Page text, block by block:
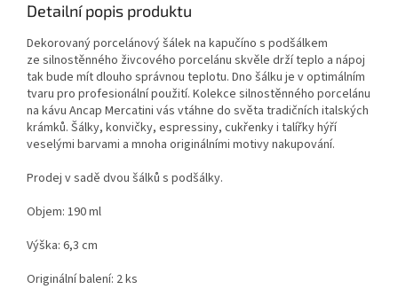
Detailní popis produktu
Dekorovaný porcelánový šálek na kapučíno s podšálkem
ze silnostěnného živcového porcelánu skvěle drží teplo a nápoj
tak bude mít dlouho správnou teplotu. Dno šálku je v optimálním
tvaru pro profesionální použití. Kolekce silnostěnného porcelánu
na kávu Ancap Mercatini vás vtáhne do světa tradičních italských
krámků. Šálky, konvičky, espressiny, cukřenky i talířky hýří
veselými barvami a mnoha originálními motivy nakupování.
Prodej v sadě dvou šálků s podšálky.
Objem: 190 ml
Výška: 6,3 cm
Originální balení: 2 ks